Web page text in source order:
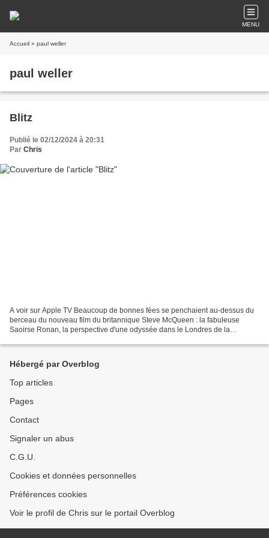
MENU
Accueil » paul weller
paul weller
Blitz
Publié le 02/12/2024 à 20:31
Par Chris
A voir sur Apple TV Beaucoup de bonnes fées se penchaient au-dessus du
berceau du nouveau film du britannique Steve McQueen : la fabuleuse
Saoirse Ronan, la perspective d'une odyssée dans le Londres de la
Hébergé par Overblog
Top articles
Pages
Contact
Signaler un abus
C.G.U.
Cookies et données personnelles
Préférences cookies
Voir le profil de Chris sur le portail Overblog